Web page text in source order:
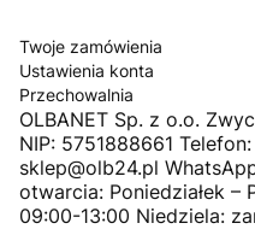
Twoje zamówienia
Ustawienia konta
Przechowalnia
OLBANET Sp. z o.o.
NIP: 5751888661
sklep@olb24.pl
otwarcia: Poniedziałek –
09:00-13:00 Niedziela: